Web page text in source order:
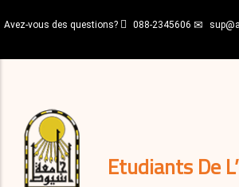
au
principal
Avez-vous des questions? 088-2345606
Etudiants De
décisions
Expatriés
Journal